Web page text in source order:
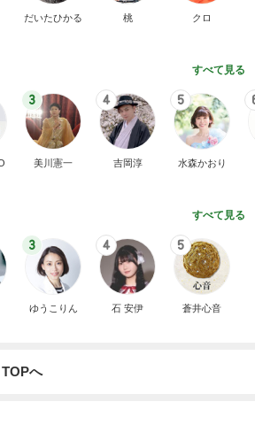
だいたひかる 桃 クロ
すべて見る
3
美川憲一
4
吉岡淳
5
水森かおり
すべて見る
3
ゆうこりん
4
石 安伊
5
蒼井心音
へ